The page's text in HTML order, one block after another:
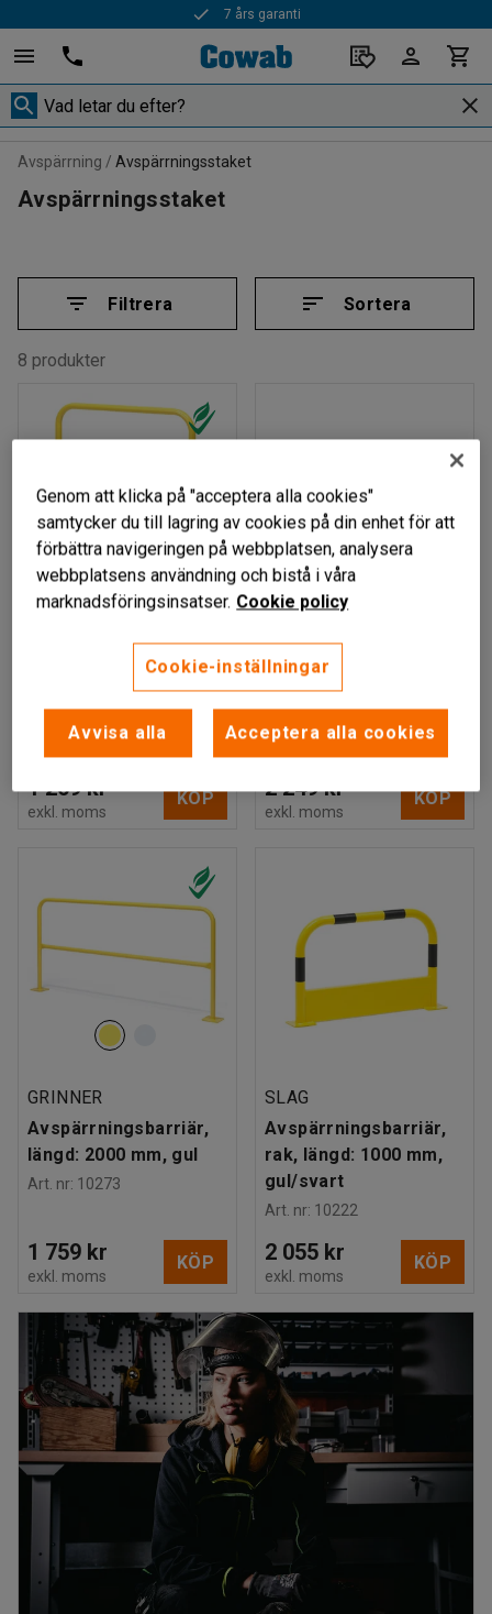
Snabba leveranser
Avspärrning Avspärrningsstaket
Avspärrningsstaket
Filtrera Sortera
8 produkter
Avspärrningsbarriär,
längd: 1000 mm, gul
1 269 kr
exkl. moms
KÖP
Flexibel avspärrning
utan hjul, svart/gul,
max längd: 3600 mm
Art. nr
2 249 kr
exkl. moms
KÖP
GRINNER
Avspärrningsbarriär,
längd: 2000 mm, gul
Art. nr: 10273
1 759 kr
exkl. moms
KÖP
SLAG
Avspärrningsbarriär,
rak, längd: 1000 mm,
gul/svart
Art. nr: 10222
2 055 kr
exkl. moms
KÖP
Genom att klicka på "acceptera alla cookies"
samtycker du till lagring av cookies på din enhet för att
förbättra navigeringen på webbplatsen, analysera
webbplatsens användning och bistå i våra
marknadsföringsinsatser. Cookie policy
Cookie-inställningar
Avvisa alla Acceptera alla cookies